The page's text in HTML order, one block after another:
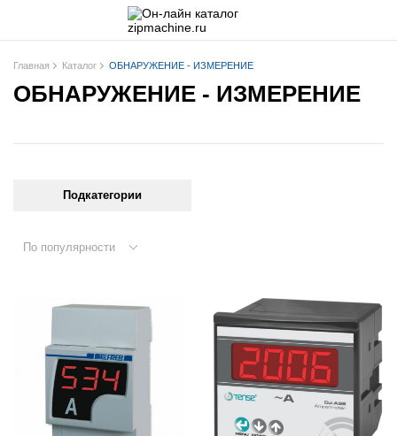
Главная Каталог ОБНАРУЖЕНИЕ - ИЗМЕРЕНИЕ
ОБНАРУЖЕНИЕ - ИЗМЕРЕНИЕ
Подкатегории
По популярности